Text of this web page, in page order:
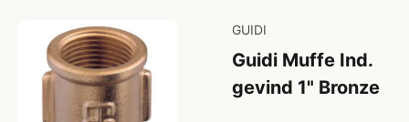
GUIDI
Guidi Muffe Ind.
gevind 1" Bronze